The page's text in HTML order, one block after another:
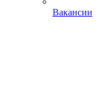
Вакансии